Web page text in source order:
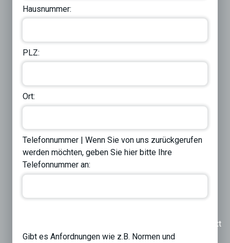
Hausnummer:
PLZ:
Ort:
Telefonnummer | Wenn Sie von uns zurückgerufen
werden möchten, geben Sie hier bitte Ihre
Telefonnummer an:
Next
Gibt es Anfordnungen wie z.B. Normen und